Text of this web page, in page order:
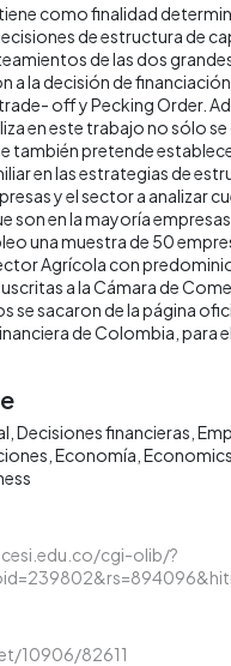
como finalidad
de estructura de
de las dos
a la decisión de
off y Pecking Order.
en este trabajo no sólo
también pretende
en las estrategias de
y el sector a analizar
son en la mayoría
una muestra de 50
Agrícola con
a la Cámara de
se sacaron de la página
de Colombia, para
Decisiones financieras
Economía Economics
cgi-olib/?
10906/82611